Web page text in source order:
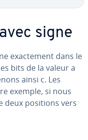
signe
exac­te­ment dans le
bits de la valeur a
ainsi c. Les
exemple, si nous
deux positions vers